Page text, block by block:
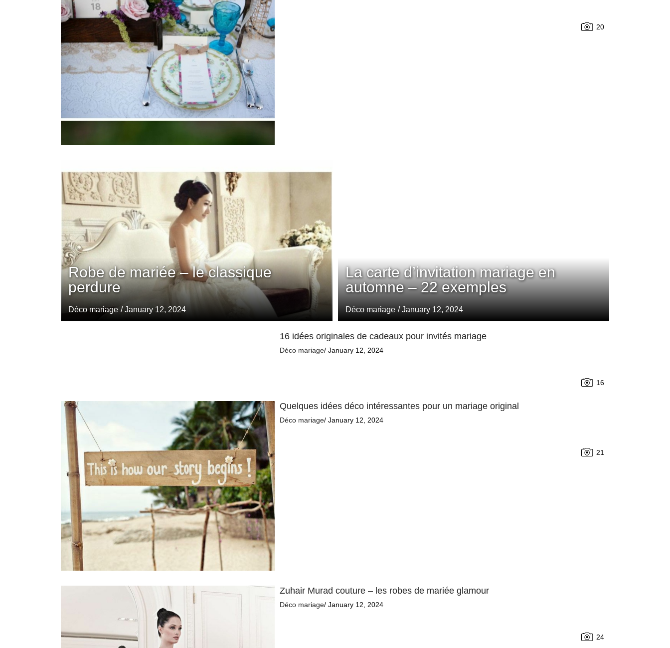
20
La carte d’invitation mariage en
automne – 22 exemples
Déco mariage / January 12, 2024
Robe de mariée – le classique
perdure
Déco mariage / January 12, 2024
16 idées originales de cadeaux pour invités mariage
Déco mariage/ January 12, 2024
16
Quelques idées déco intéressantes pour un mariage original
Déco mariage/ January 12, 2024
21
Zuhair Murad couture – les robes de mariée glamour
Déco mariage/ January 12, 2024
24